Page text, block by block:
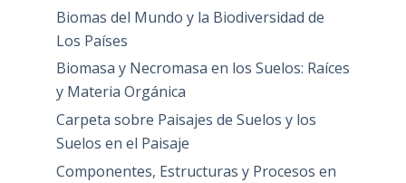
Biomas del Mundo y la Biodiversidad de
Los Países
Biomasa y Necromasa en los Suelos: Raíces
y Materia Orgánica
Carpeta sobre Paisajes de Suelos y los
Suelos en el Paisaje
Componentes, Estructuras y Procesos en